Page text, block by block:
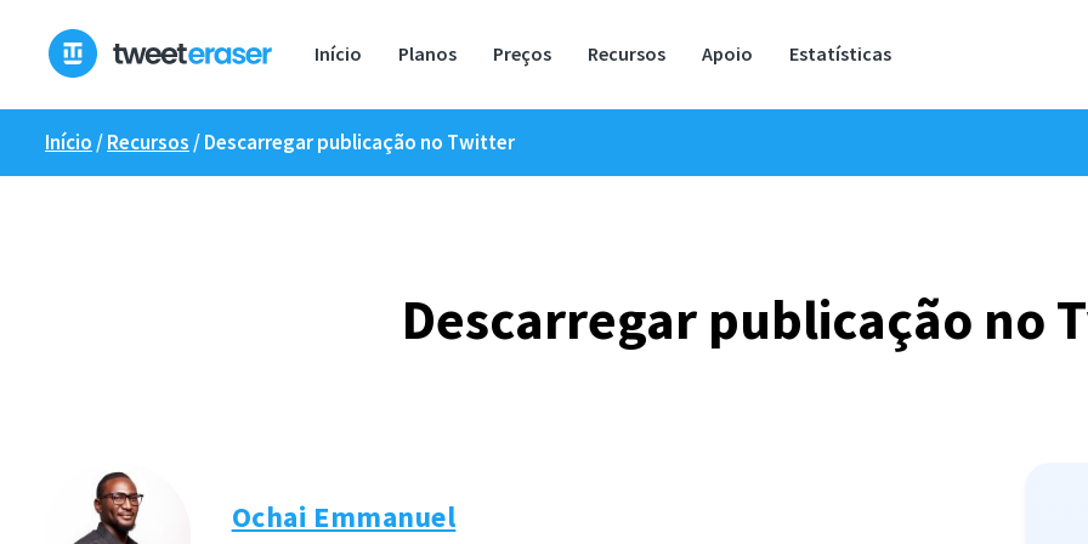
conteúdo
Início Planos Preços Recursos Apoio Estatísticas
Início /Recursos /Descarregar publicação no Twitter
Descarregar publicação no
Ochai Emmanuel